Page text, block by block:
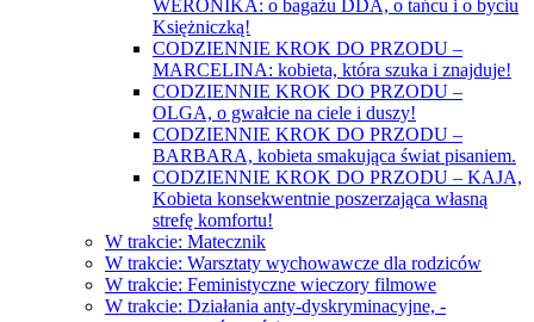
WERONIKA: o bagażu DDA, o tańcu i o byciu
Księżniczką!
CODZIENNIE KROK DO PRZODU –
MARCELINA: kobieta, która szuka i znajduje!
CODZIENNIE KROK DO PRZODU –
OLGA, o gwałcie na ciele i duszy!
CODZIENNIE KROK DO PRZODU –
BARBARA, kobieta smakująca świat pisaniem.
CODZIENNIE KROK DO PRZODU – KAJA,
Kobieta konsekwentnie poszerzająca własną
strefę komfortu!
W trakcie: Matecznik
W trakcie: Warsztaty wychowawcze dla rodziców
W trakcie: Feministyczne wieczory filmowe
W trakcie: Działania anty-dyskryminacyjne, -